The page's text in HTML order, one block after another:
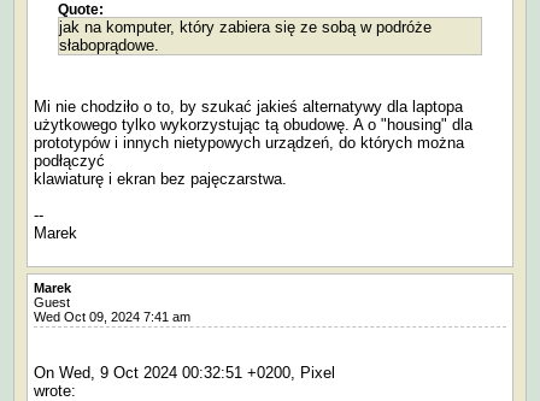
Quote:
jak na komputer, który zabiera się ze sobą w podróże
słaboprądowe.
Mi nie chodziło o to, by szukać jakieś alternatywy dla laptopa
użytkowego tylko wykorzystując tą obudowę. A o "housing" dla
prototypów i innych nietypowych urządzeń, do których można
podłączyć
klawiaturę i ekran bez pajęczarstwa.
--
Marek
Marek
Guest
Wed Oct 09, 2024 7:41 am
On Wed, 9 Oct 2024 00:32:51 +0200, Pixel
wrote: